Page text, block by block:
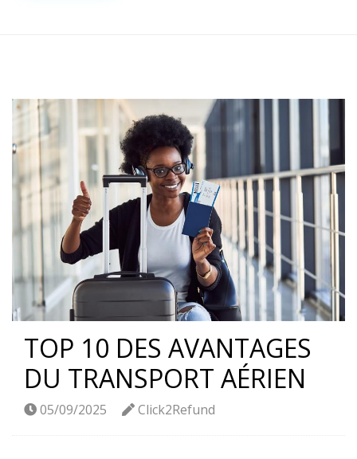
TOP 10 DES AVANTAGES
DU TRANSPORT AÉRIEN
05/09/2025 Click2Refund